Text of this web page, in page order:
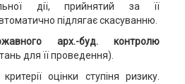
дії, прийнятий за її
підлягає скасуванню.
арх.-буд. контролю
для її проведення).
критерії оцінки ступіня ризику.